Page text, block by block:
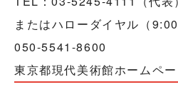
またはハローダイヤル（
050-5541-8600
東京都現代美術館ホームペ